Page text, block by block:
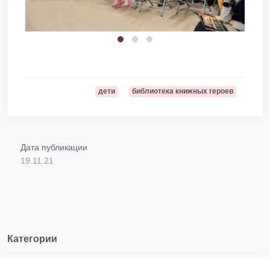
дети библиотека книжных героев
Дата публикации
19.11.21
Категории